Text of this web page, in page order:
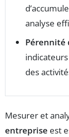
analyse
Pérennité
des
Mesurer et
entreprise est